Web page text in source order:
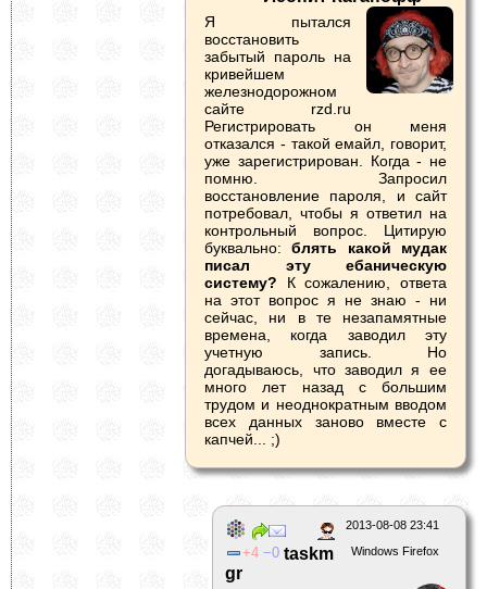
Я пытался
восстановить
забытый пароль на
кривейшем
железнодорожном
сайте rzd.ru
Регистрировать он меня
отказался - такой емайл, говорит,
уже зарегистрирован. Когда - не
помню. Запросил
восстановление пароля, и сайт
потребовал, чтобы я ответил на
контрольный вопрос. Цитирую
буквально:блять какой мудак
писал эту ебаническую
систему? К сожалению, ответа
на этот вопрос я не знаю - ни
сейчас, ни в те незапамятные
времена, когда заводил эту
учетную запись. Но
догадываюсь, что заводил я ее
много лет назад с большим
трудом и неоднократным вводом
всех данных заново вместе с
капчей... ;)
2013-08-08 23:41
Windows Firefox
4 0 taskm
gr